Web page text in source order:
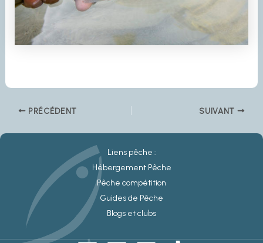
PRÉCÉDENT SUIVANT
Liens pêche :
Hébergement Pêche
Pêche compétition
Guides de Pêche
Blogs et clubs